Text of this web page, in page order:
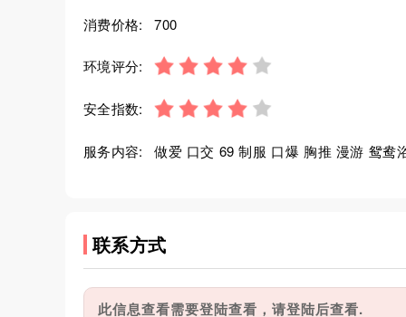
消费价格: 700
环境评分:
安全指数:
服务内容: 做爱 口交 69 制服 口爆 胸推 漫游 鸳鸯
联系方式
此信息查看需要登陆查看，请登陆后查看.